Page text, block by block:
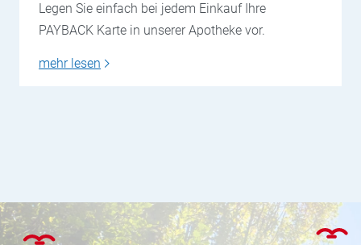
Legen Sie einfach bei jedem Einkauf Ihre
PAYBACK Karte in unserer Apotheke vor.
mehr lesen